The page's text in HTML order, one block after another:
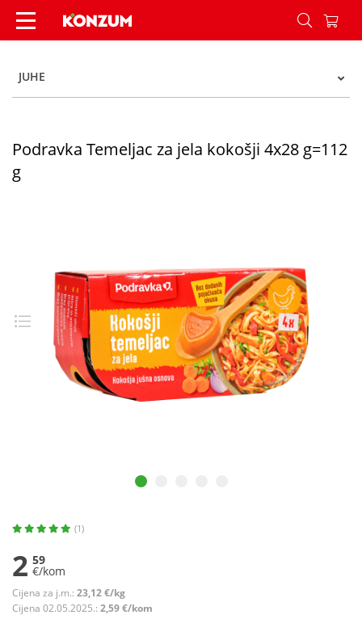
Podravka Temeljac za jela kokošji 4x28 g=112 g -
JUHE
Podravka Temeljac za jela kokošji 4x28 g=112
g
(1)
2 59
€/kom
Cijena za j.m.: 23,12 €/kg
Cijena 02.05.2025.: 2,59 €/kom